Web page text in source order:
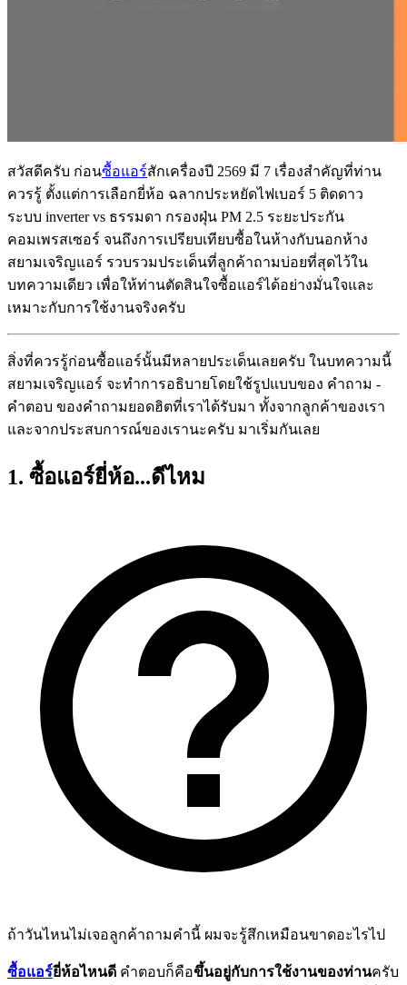
สวัสดีครับ ก่อนซื้อแอร์สักเครื่องปี 2569 มี 7 เรื่องสำคัญที่ท่าน
ควรรู้ ตั้งแต่การเลือกยี่ห้อ ฉลากประหยัดไฟเบอร์ 5 ติดดาว
ระบบ inverter vs ธรรมดา กรองฝุ่น PM 2.5 ระยะประกัน
คอมเพรสเซอร์ จนถึงการเปรียบเทียบซื้อในห้างกับนอกห้าง
สยามเจริญแอร์ รวบรวมประเด็นที่ลูกค้าถามบ่อยที่สุดไว้ใน
บทความเดียว เพื่อให้ท่านตัดสินใจซื้อแอร์ได้อย่างมั่นใจและ
เหมาะกับการใช้งานจริงครับ
สิ่งที่ควรรู้ก่อนซื้อแอร์นั้นมีหลายประเด็นเลยครับ ในบทความนี้
สยามเจริญแอร์ จะทำการอธิบายโดยใช้รูปแบบของ คำถาม -
คำตอบ ของคำถามยอดฮิตที่เราได้รับมา ทั้งจากลูกค้าของเรา
และจากประสบการณ์ของเรานะครับ มาเริ่มกันเลย
1. ซื้อแอร์ยี่ห้อ...ดีไหม
ถ้าวันไหนไม่เจอลูกค้าถามคำนี้ ผมจะรู้สึกเหมือนขาดอะไรไป
ซื้อแอร์ยี่ห้อไหนดี คำตอบก็คือขึ้นอยู่กับการใช้งานของท่านครับ